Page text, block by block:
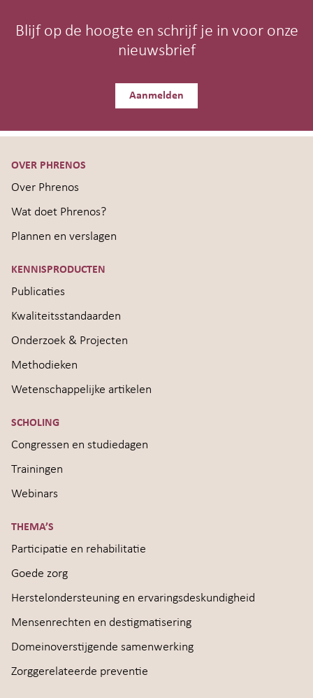
Blijf op de hoogte en schrijf je in voor onze
nieuwsbrief
Aanmelden
OVER PHRENOS
Over Phrenos
Wat doet Phrenos?
Plannen en verslagen
KENNISPRODUCTEN
Publicaties
Kwaliteitsstandaarden
Onderzoek & Projecten
Methodieken
Wetenschappelijke artikelen
SCHOLING
Congressen en studiedagen
Trainingen
Webinars
THEMA’S
Participatie en rehabilitatie
Goede zorg
Herstelondersteuning en ervaringsdeskundigheid
Mensenrechten en destigmatisering
Domeinoverstijgende samenwerking
Zorggerelateerde preventie